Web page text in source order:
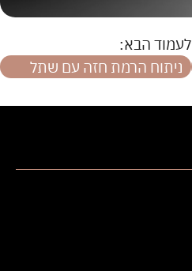
לעמוד הבא:
ניתוח הרמת חזה עם שתל